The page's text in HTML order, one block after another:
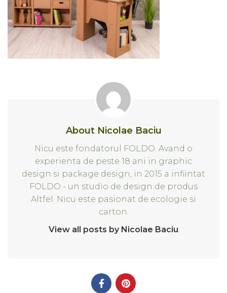
About Nicolae Baciu
Nicu este fondatorul FOLDO. Avand o
experienta de peste 18 ani in graphic
design si package design, in 2015 a infiintat
FOLDO - un studio de design de produs
Altfel. Nicu este pasionat de ecologie si
carton.
View all posts by Nicolae Baciu